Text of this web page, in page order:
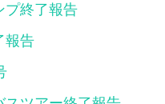
終了報告
告